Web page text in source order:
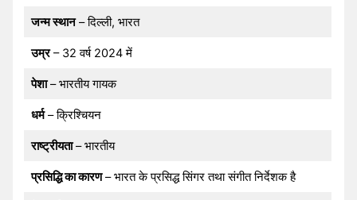
जन्म स्थान– दिल्ली, भारत
उम्र– 32 वर्ष 2024 में
पेशा– भारतीय गायक
धर्म– क्रिश्चियन
राष्ट्रीयता– भारतीय
प्रसिद्धि का कारण– भारत के प्रसिद्ध सिंगर तथा संगीत निर्देशक है